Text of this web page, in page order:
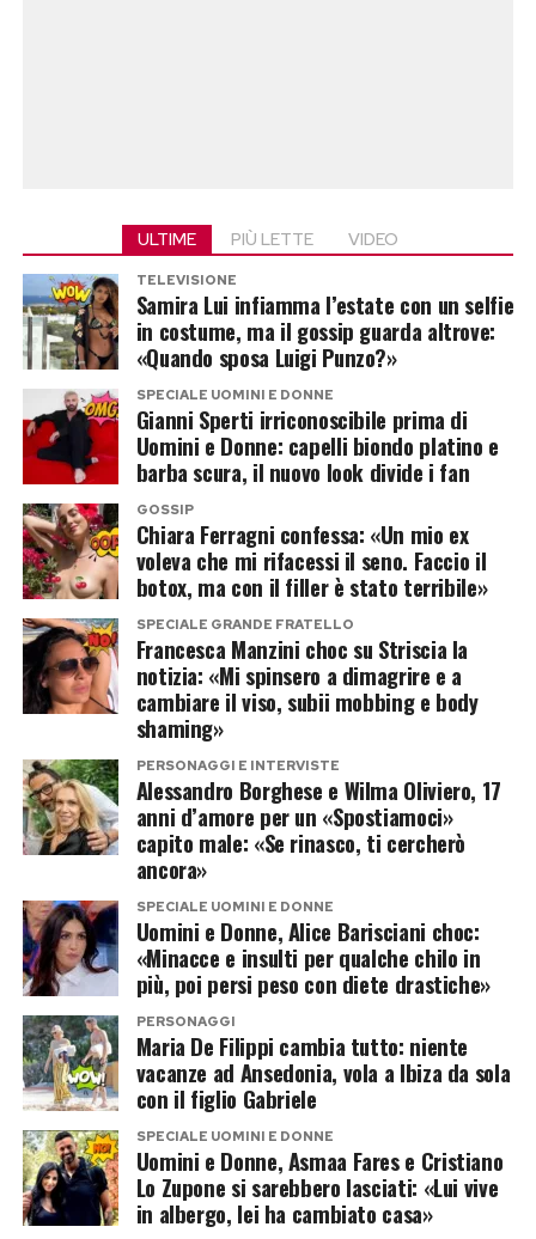
che è andato ben oltre quello formale tra
patrigno e figliastra.
Il soprannome che racconta tutto
Ancora oggi Dakota Johnson chiama Antonio
Banderas con un soprannome affettuoso:
“Paponio” . Un nomignolo che sintetizza il
legame speciale rimasto immutato nonostante
la fine del matrimonio tra Banderas e Melanie
Griffith.
In più occasioni entrambi hanno parlato
pubblicamente dell’affetto che li unisce,
sottolineando come il divorzio non abbia
cambiato il rapporto costruito negli anni.
Un affetto rimasto intatto nel
tempo
La separazione tra Antonio Banderas e Melanie
Griffith, avvenuta nel 2015, non ha mai incrinato
il rapporto con Dakota Johnson. L’attrice ha
continuato a considerare il protagonista
spagnolo una delle persone più importanti della
sua vita, mentre Banderas ha più volte espresso
l’orgoglio per la carriera e il percorso umano
della figliastra.
La loro storia dimostra come i legami familiari
possano andare oltre quelli biologici e resistere
ULTIME PIÙ LETTE VIDEO
TELEVISIONE
Samira Lui infiamma l’estate con un selfie
in costume, ma il gossip guarda altrove:
«Quando sposa Luigi Punzo?»
SPECIALE UOMINI E DONNE
Gianni Sperti irriconoscibile prima di
Uomini e Donne: capelli biondo platino e
barba scura, il nuovo look divide i fan
GOSSIP
Chiara Ferragni confessa: «Un mio ex
voleva che mi rifacessi il seno. Faccio il
botox, ma con il filler è stato terribile»
SPECIALE GRANDE FRATELLO
Francesca Manzini choc su Striscia la
notizia: «Mi spinsero a dimagrire e a
cambiare il viso, subii mobbing e body
shaming»
PERSONAGGI E INTERVISTE
Alessandro Borghese e Wilma Oliviero, 17
anni d’amore per un «Spostiamoci»
capito male: «Se rinasco, ti cercherò
ancora»
SPECIALE UOMINI E DONNE
Uomini e Donne, Alice Barisciani choc:
«Minacce e insulti per qualche chilo in
più, poi persi peso con diete drastiche»
PERSONAGGI
Maria De Filippi cambia tutto: niente
vacanze ad Ansedonia, vola a Ibiza da sola
con il figlio Gabriele
SPECIALE UOMINI E DONNE
Uomini e Donne, Asmaa Fares e Cristiano
Lo Zupone si sarebbero lasciati: «Lui vive
in albergo, lei ha cambiato casa»